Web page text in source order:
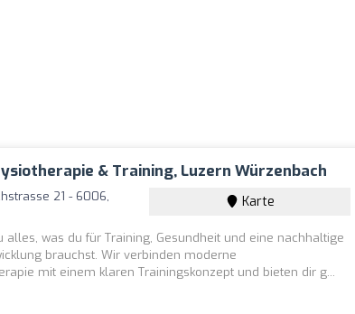
& Training, Luzern Würzenbach
21 - 6006,
Karte
alles, was du für Training, Gesundheit und eine nachhaltige
brauchst. Wir verbinden moderne
mit einem klaren Trainingskonzept und bieten dir g...